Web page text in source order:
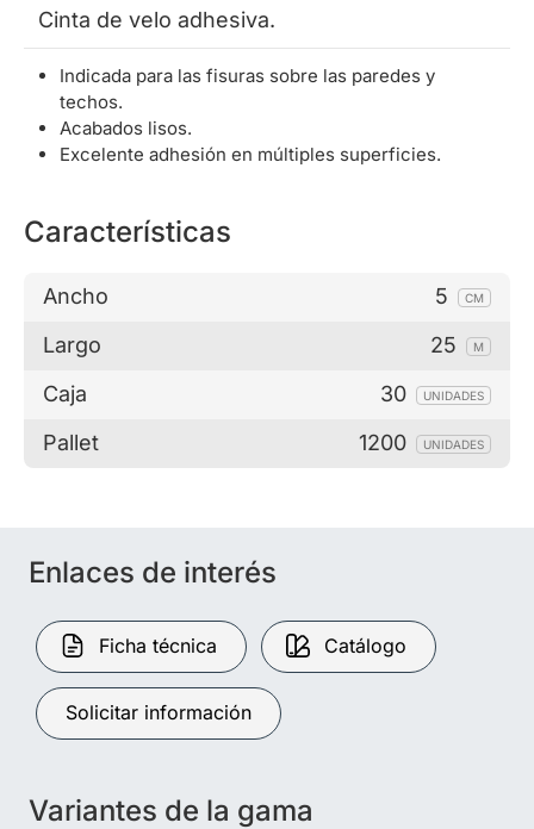
Cinta de velo adhesiva.
Indicada para las fisuras sobre las paredes y
techos.
Acabados lisos.
Excelente adhesión en múltiples superficies.
Características
Ancho 5 CM
Largo 25 M
Caja 30 UNIDADES
Pallet 1200 UNIDADES
Enlaces de interés
Ficha técnica Catálogo
Solicitar información
Variantes de la gama